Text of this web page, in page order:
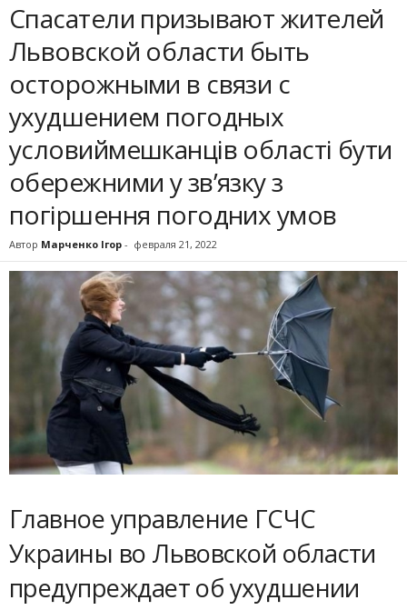
Спасатели призывают жителей
Львовской области быть
осторожными в связи с
ухудшением погодных
условиймешканців області бути
обережними у зв’язку з
погіршення погодних умов
Автор Марченко Ігор - февраля 21, 2022
Главное управление ГСЧС
Украины во Львовской области
предупреждает об ухудшении